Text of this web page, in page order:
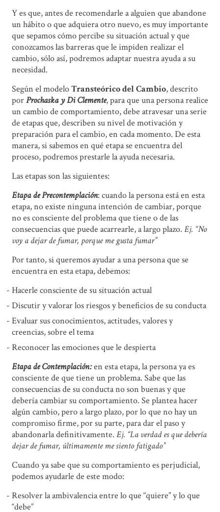
Y es que, antes de recomendarle a alguien que abandone
un hábito o que adquiera otro nuevo, es muy importante
que sepamos cómo percibe su situación actual y que
conozcamos las barreras que le impiden realizar el
cambio, sólo así, podremos adaptar nuestra ayuda a su
necesidad.
Según el modeloTransteórico del Cambio, descrito
porProchaska y Di Clemente, para que una persona realice
un cambio de comportamiento, debe atravesar una serie
de etapas que, describen su nivel de motivación y
preparación para el cambio, en cada momento. De esta
manera, si sabemos en qué etapa se encuentra del
proceso, podremos prestarle la ayuda necesaria.
Las etapas son las siguientes:
Etapa de Precontemplación: cuando la persona está en esta
etapa, no existe ninguna intención de cambiar, porque
no es consciente del problema que tiene o de las
consecuencias que puede acarrearle, a largo plazo. Ej. “No
voy a dejar de fumar, porque me gusta fumar”
Por tanto, si queremos ayudar a una persona que se
encuentra en esta etapa, debemos:
Hacerle consciente de su situación actual
Discutir y valorar los riesgos y beneficios de su conducta
Evaluar sus conocimientos, actitudes, valores y
creencias, sobre el tema
Reconocer las emociones que le despierta
Etapa de Contemplación:en esta etapa, la persona ya es
consciente de que tiene un problema. Sabe que las
consecuencias de su conducta no son buenas y que
debería cambiar su comportamiento. Se plantea hacer
algún cambio, pero a largo plazo, por lo que no hay un
compromiso firme, por su parte, para dar el paso y
abandonarla definitivamente. Ej. “La verdad es que debería
dejar de fumar, últimamente me siento fatigado”
Cuando ya sabe que su comportamiento es perjudicial,
podemos ayudarle de este modo:
Resolver la ambivalencia entre lo que “quiere” y lo que
“debe”